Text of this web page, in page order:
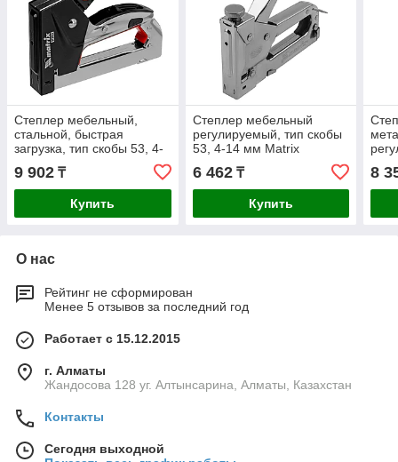
Степлер мебельный,
стальной, быстрая
загрузка, тип скобы 53, 4-
14 мм, PRO Matrix
9 902 ₸
Купить
Степлер мебельный
регулируемый, тип скобы
53, 4-14 мм Matrix
6 462₸
Купить
8
О нас
Рейтинг не сформирован
Менее 5 отзывов за последний год
Работает с 15.12.2015
г. Алматы
Жандосова 128 уг. Алтынсарина, Алматы, Казахстан
Контакты
Сегодня выходной